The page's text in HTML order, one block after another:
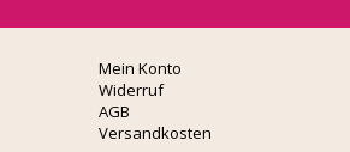
Mein Konto
Widerruf
AGB
Versandkosten